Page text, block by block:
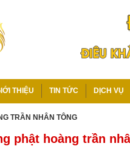
THIỆU TIN TỨC DỊCH VỤ
TRẦN NHÂN TÔNG
phật hoàng trần